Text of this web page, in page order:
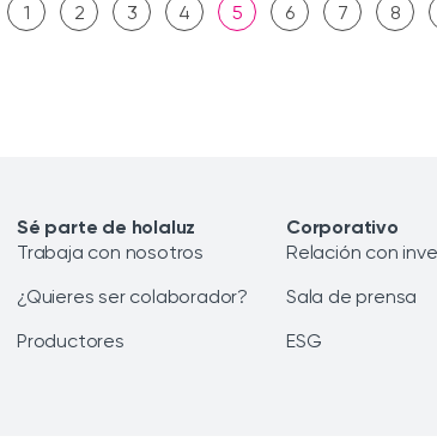
1 2 3 4 5 6 7 8
Sé parte de holaluz
Trabaja con nosotros
¿Quieres ser colaborador?
Productores
Corporativo
Relación con
Sala de prensa
ESG